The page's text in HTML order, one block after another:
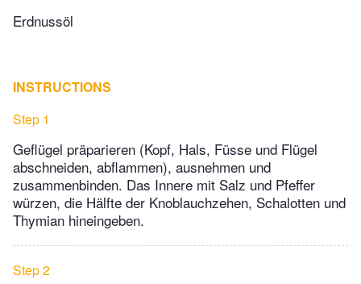
Erdnussöl
INSTRUCTIONS
Step 1
Geflügel präparieren (Kopf, Hals, Füsse und Flügel
abschneiden, abflammen), ausnehmen und
zusammenbinden. Das Innere mit Salz und Pfeffer
würzen, die Hälfte der Knoblauchzehen, Schalotten und
Thymian hineingeben.
Step 2